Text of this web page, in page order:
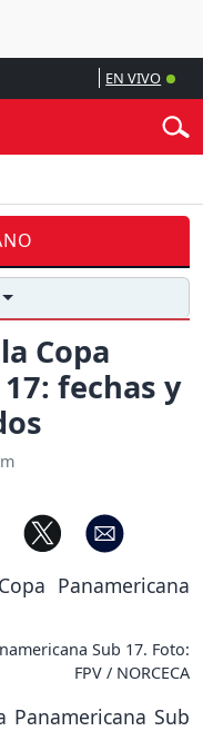
EN VIVO
Copa
fechas y
Sub 17. Foto:
FPV / NORCECA
Sub